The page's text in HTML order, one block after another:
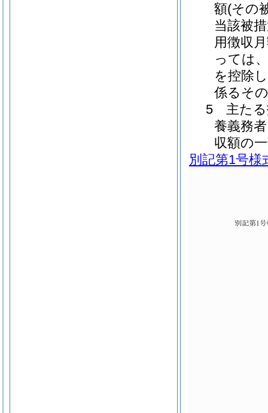
額(その
当該被
用徴収
っては、
を控除
係るそ
5 主たる
養義務
収額の
別記第1号様